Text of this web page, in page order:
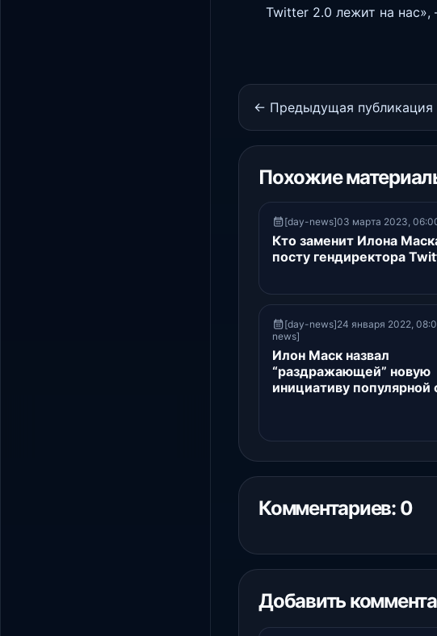
Twitter 2.0 лежит на нас»,
← Предыдущая публикация
Похожие
[day-news]03 марта 2023,
Кто заменит Илона
посту гендиректора
[day-news]24 января 2022,
news]
Илон Маск назвал
“раздражающей” новую
инициативу популярной
Комментариев: 0
Добавить